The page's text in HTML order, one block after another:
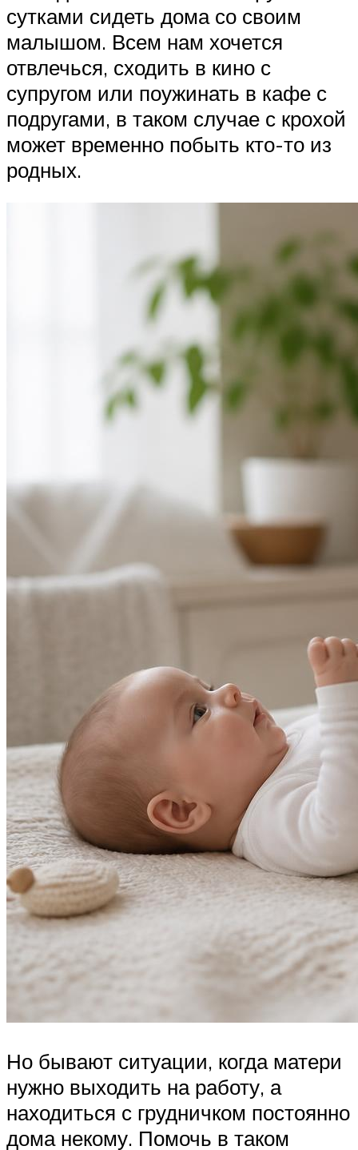
сутками сидеть дома со своим
малышом. Всем нам хочется
отвлечься, сходить в кино с
супругом или поужинать в кафе с
подругами, в таком случае с крохой
может временно побыть кто-то из
родных.
Но бывают ситуации, когда матери
нужно выходить на работу, а
находиться с грудничком постоянно
дома некому. Помочь в таком